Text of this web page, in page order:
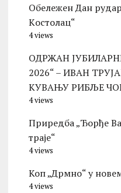
Обележен Дан
Kостолац“
4 views
ОДРЖАН
2026“ – ИВАН
КУВАЊУ РИБЉЕ
4 views
Приредба „Ђорђе
траје“
4 views
Коп „Дрмно“ у
4 views